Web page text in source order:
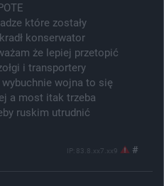
które zostały
konserwator
że lepiej przetopić
i transportery
wybuchnie wojna to się
a most itak trzeba
ruskim utrudnić
IP: 83.8.xx7.xx9 #